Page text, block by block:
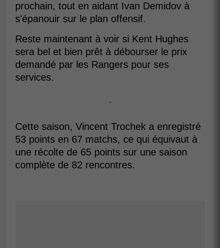
prochain, tout en aidant Ivan Demidov à
s'épanouir sur le plan offensif.
Reste maintenant à voir si Kent Hughes
sera bel et bien prêt à débourser le prix
demandé par les Rangers pour ses
services.
-
Cette saison, Vincent Trochek a enregistré
53 points en 67 matchs, ce qui équivaut à
une récolte de 65 points sur une saison
complète de 82 rencontres.